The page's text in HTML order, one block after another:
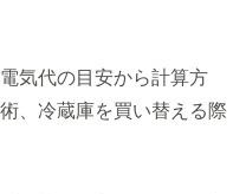
気代の目安から計算方
、冷蔵庫を買い替える際